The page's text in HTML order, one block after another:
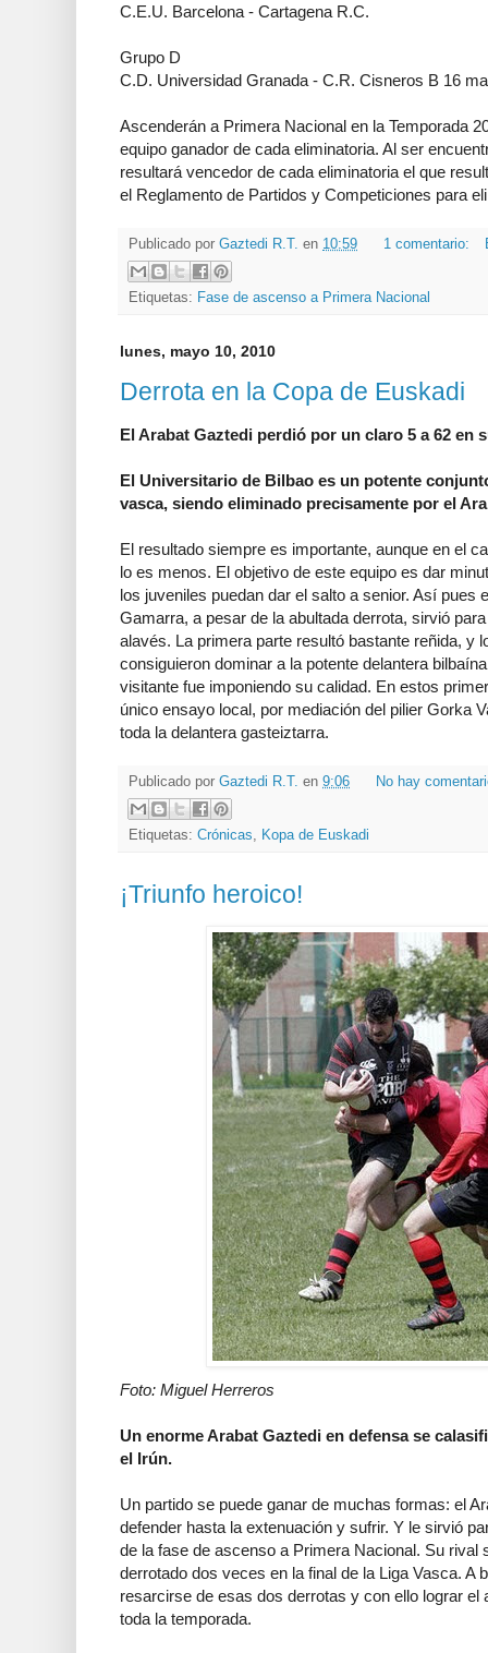
C.E.U. Barcelona - Cartagena R.C.
Grupo D
C.D. Universidad Granada - C.R. Cisneros B 16
Ascenderán a Primera Nacional en la Temporada
equipo ganador de cada eliminatoria. Al ser
resultará vencedor de cada eliminatoria el que
el Reglamento de Partidos y Competiciones para
Publicado por Gaztedi R.T. en 10:59 1 comentario:
Etiquetas: Fase de ascenso a Primera Nacional
lunes, mayo 10, 2010
Derrota en la Copa de Euskadi
El Arabat Gaztedi perdió por un claro 5 a 62 en
El Universitario de Bilbao es un potente
vasca, siendo eliminado precisamente por el
El resultado siempre es importante, aunque en el
lo es menos. El objetivo de este equipo es dar
los juveniles puedan dar el salto a senior. Así pues
Gamarra, a pesar de la abultada derrota, sirvió
alavés. La primera parte resultó bastante reñida, y
consiguieron dominar a la potente delantera
visitante fue imponiendo su calidad. En estos
único ensayo local, por mediación del pilier Gorka
toda la delantera gasteiztarra.
Publicado por Gaztedi R.T. en 9:06 No hay
Etiquetas: Crónicas, Kopa de Euskadi
¡Triunfo heroico!
Foto: Miguel Herreros
Un enorme Arabat Gaztedi en defensa se
el Irún.
Un partido se puede ganar de muchas formas: el
defender hasta la extenuación y sufrir. Y le sirvió
de la fase de ascenso a Primera Nacional. Su rival
derrotado dos veces en la final de la Liga Vasca. A
resarcirse de esas dos derrotas y con ello lograr el
toda la temporada.